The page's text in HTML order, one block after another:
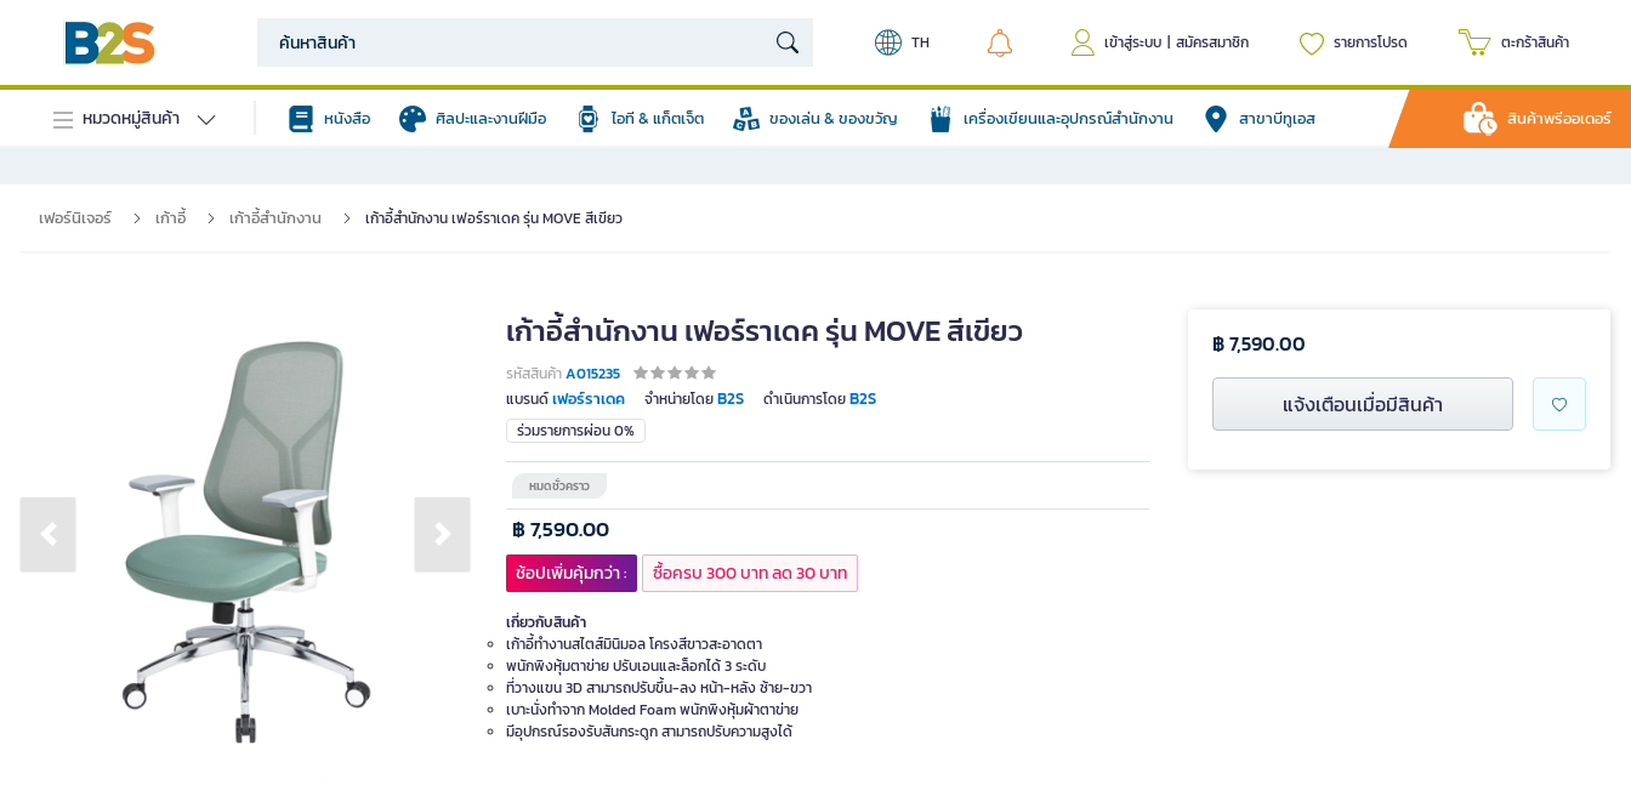
TH เข้าสู่ระบบ | สมัครสมาชิก รายการโปรด ตะกร้าสินค้า
หมวดหมู่สินค้า หนังสือ ศิลปะและงานฝีมือ ไอที & แก็ตเจ็ต ของเล่น & ของขวัญ เครื่องเขียนและอุปกรณ์สำนักงาน สาขาบีทูเอส สินค้าพรีออเดอร์
เฟอร์นิเจอร์ เก้าอี้ เก้าอี้สำนักงาน เก้าอี้สำนักงาน เฟอร์ราเดค รุ่น MOVE สีเขียว
Previous slide Next slide
เก้าอี้สำนักงาน เฟอร์ราเดค รุ่น MOVE สีเขียว
รหัสสินค้าA015235
แบรนด์เฟอร์ราเดค จำหน่ายโดยB2S ดำเนินการโดยB2S
ร่วมรายการผ่อน 0%
หมดชั่วคราว
฿ 7,590.00
ช้อปเพิ่มคุ้มกว่า : ซื้อครบ 300 บาท ลด 30 บาท
เกี่ยวกับสินค้า
เก้าอี้ทำงานสไตส์มินิมอล โครงสีขาวสะอาดตา
พนักพิงหุ้มตาข่าย ปรับเอนและล็อกได้ 3 ระดับ
ที่วางแขน 3D สามารถปรับขึ้น-ลง หน้า-หลัง ซ้าย-ขวา
เบาะนั่งทำจาก Molded Foam พนักพิงหุ้มผ้าตาข่าย
มีอุปกรณ์รองรับสันกระดูก สามารถปรับความสูงได้
฿ 7,590.00
แจ้งเตือนเมื่อมีสินค้า